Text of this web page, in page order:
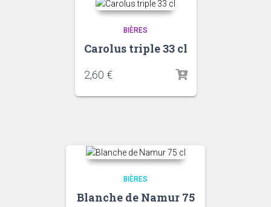
BIÈRES
Carolus triple 33 cl
2,60 €
BIÈRES
Blanche de Namur 75